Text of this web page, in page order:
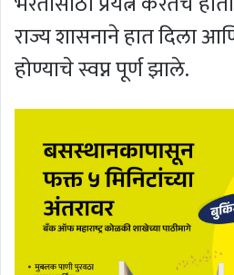
राज्य शासनाने हात दिला
होण्याचे स्वप्न पूर्ण झाले.